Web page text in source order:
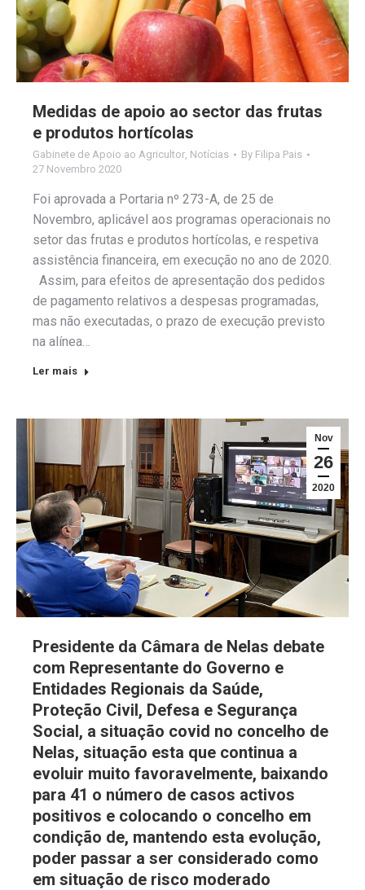
Medidas de apoio ao sector das frutas
e produtos hortícolas
Gabinete de Apoio ao Agricultor Notícias By Filipa Pais
27 Novembro 2020
Foi aprovada a Portaria nº 273-A, de 25 de
Novembro, aplicável aos programas operacionais no
setor das frutas e produtos hortícolas, e respetiva
assistência financeira, em execução no ano de 2020.
Assim, para efeitos de apresentação dos pedidos
de pagamento relativos a despesas programadas,
mas não executadas, o prazo de execução previsto
na alínea…
Ler mais
Nov
26
2020
Presidente da Câmara de Nelas debate
com Representante do Governo e
Entidades Regionais da Saúde,
Proteção Civil, Defesa e Segurança
Social, a situação covid no concelho de
Nelas, situação esta que continua a
evoluir muito favoravelmente, baixando
para 41 o número de casos activos
positivos e colocando o concelho em
condição de, mantendo esta evolução,
poder passar a ser considerado como
em situação de risco moderado